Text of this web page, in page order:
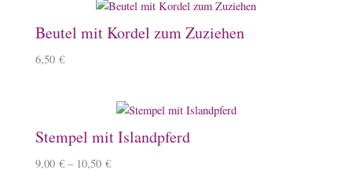
Beutel mit Kordel zum Zuziehen
6,50 €
Stempel mit Islandpferd
9,00 € – 10,50 €